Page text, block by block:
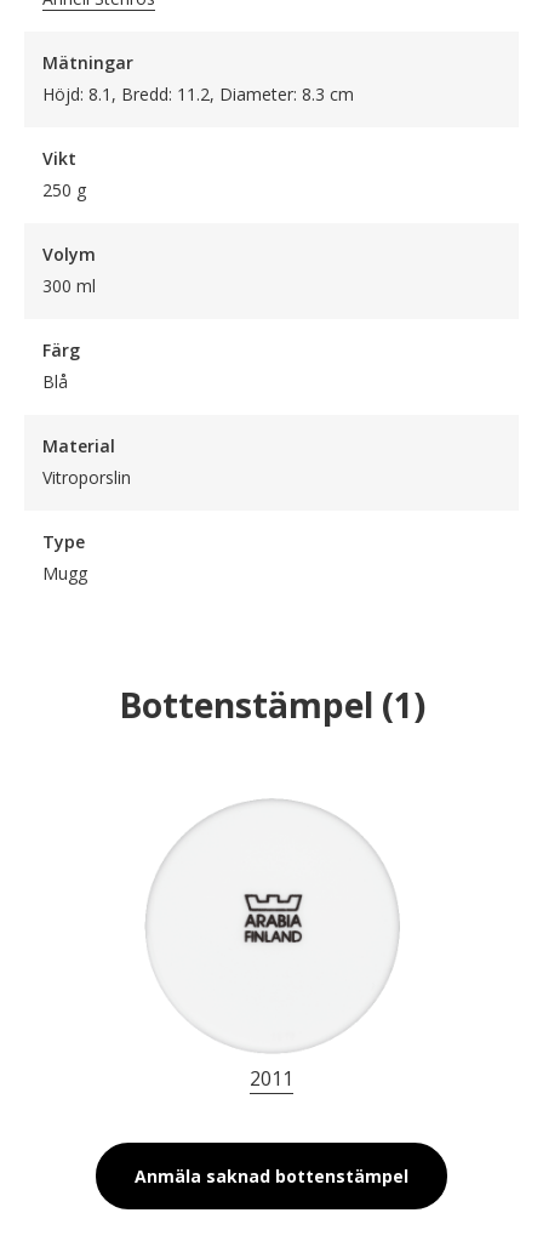
Mätningar
Höjd: 8.1, Bredd: 11.2, Diameter: 8.3 cm
Vikt
250 g
Volym
300 ml
Färg
Blå
Material
Vitroporslin
Type
Mugg
Bottenstämpel (1)
2011
Anmäla saknad bottenstämpel